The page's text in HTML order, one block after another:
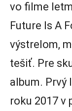
vo filme
Future Is A
výstrelom,
tešiť. Pre
album. Prvý
roku 2017 v